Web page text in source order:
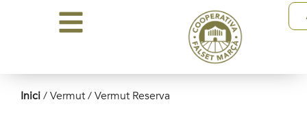
Inici/ Vermut / Vermut Reserva